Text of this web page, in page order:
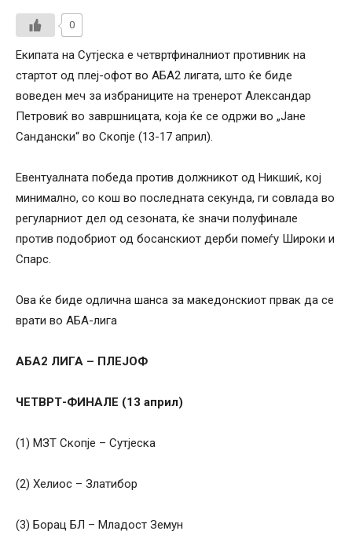
0
Екипата на Сутјеска е четвртфиналниот противник на
стартот од плеј-офот во АБА2 лигата, што ќе биде
воведен меч за избраниците на тренерот Александар
Петровиќ во завршницата, која ќе се одржи во „Јане
Сандански“ во Скопје (13-17 април).
Евентуалната победа против должникот од Никшиќ, кој
минимално, со кош во последната секунда, ги совлада во
регуларниот дел од сезоната, ќе значи полуфинале
против подобриот од босанскиот дерби помеѓу Широки и
Спарс.
Ова ќе биде одлична шанса за македонскиот првак да се
врати во АБА-лига
АБА2 ЛИГА – ПЛЕЈОФ
ЧЕТВРТ-ФИНАЛЕ (13 април)
(1) МЗТ Скопје – Сутјеска
(2) Хелиос – Златибор
(3) Борац БЛ – Младост Земун